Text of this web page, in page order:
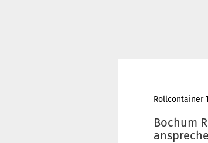
Rollcontainer
Bochum